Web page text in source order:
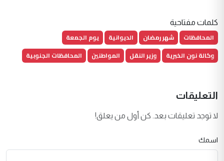
كلمات مفتاحية
المحافظات شهر رمضان الديوانية
يوم الجمعة
وكالة نون الخبرية
وزير النقل المواطنين المحافظات الجنوبية
التعليقات
لا توجد تعليقات بعد. كن أول من يعلق!
اسمك